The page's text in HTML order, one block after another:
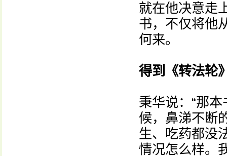
就在他决意走
书，不仅将他
何来。
得到《转法轮
秉华说：“那
候，鼻涕不断
生、吃药都没
情况怎么样。